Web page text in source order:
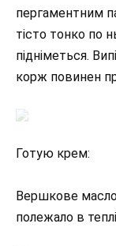
пергаментним
тісто тонко по
підніметься.
корж повинен
Готую крем:
Вершкове
полежало в